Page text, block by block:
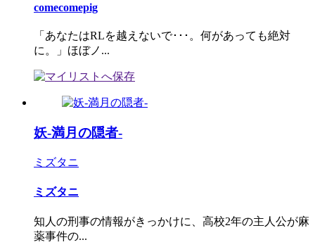
comecomepig
「あなたはRLを越えないで･･･。何があっても絶対
に。」ほぼノ...
妖-満月の隠者-
ミズタニ
ミズタニ
知人の刑事の情報がきっかけに、高校2年の主人公が麻
薬事件の...